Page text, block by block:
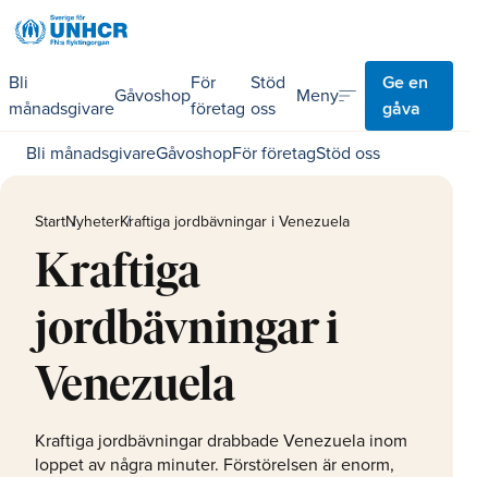
Bli
månadsgivare
Gåvoshop
För
företag
Stöd
oss
Menysort
Ge en
gåva
Bli månadsgivareGåvoshopFör företagStöd oss
StartNyheterKraftiga jordbävningar i Venezuela
Kraftiga
jordbävningar i
Venezuela
Kraftiga jordbävningar drabbade Venezuela inom
loppet av några minuter. Förstörelsen är enorm,